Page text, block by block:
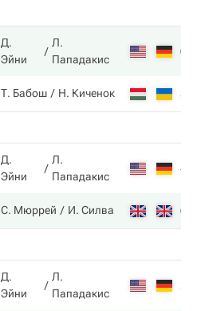
Д.
Эйни
Л.
Пападакис
6
Т. Бабош Н. Киченок 3
Д.
Эйни
Л.
Пападакис
4
С. Мюррей И. Силва 6
Д.
Эйни
Л.
Пападакис
2